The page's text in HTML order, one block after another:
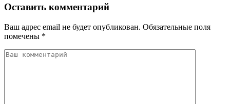
Оставить комментарий
Ваш адрес email не будет опубликован. Обязательные поля
помечены *